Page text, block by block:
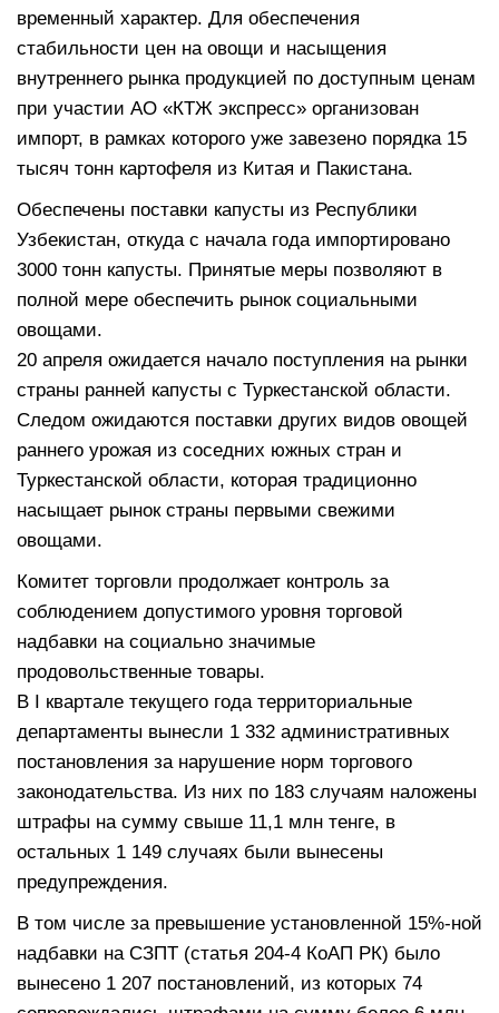
временный характер. Для обеспечения
стабильности цен на овощи и насыщения
внутреннего рынка продукцией по доступным ценам
при участии АО «КТЖ экспресс» организован
импорт, в рамках которого уже завезено порядка 15
тысяч тонн картофеля из Китая и Пакистана.
Обеспечены поставки капусты из Республики
Узбекистан, откуда с начала года импортировано
3000 тонн капусты. Принятые меры позволяют в
полной мере обеспечить рынок социальными
овощами.
20 апреля ожидается начало поступления на рынки
страны ранней капусты с Туркестанской области.
Следом ожидаются поставки других видов овощей
раннего урожая из соседних южных стран и
Туркестанской области, которая традиционно
насыщает рынок страны первыми свежими
овощами.
Комитет торговли продолжает контроль за
соблюдением допустимого уровня торговой
надбавки на социально значимые
продовольственные товары.
В I квартале текущего года территориальные
департаменты вынесли 1 332 административных
постановления за нарушение норм торгового
законодательства. Из них по 183 случаям наложены
штрафы на сумму свыше 11,1 млн тенге, в
остальных 1 149 случаях были вынесены
предупреждения.
В том числе за превышение установленной 15%-ной
надбавки на СЗПТ (статья 204-4 КоАП РК) было
вынесено 1 207 постановлений, из которых 74